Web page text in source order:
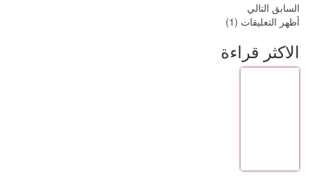
السابق التالي
أظهر التعليقات (1)
الاكثر قراءة